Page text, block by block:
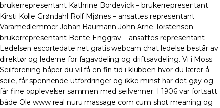
brukerrepresentant Kathrine Bordevick – brukerrepresentant
Kirsti Kolle Grøndahl Rolf Mjønes – ansattes representant
Varamedlemmer Johan Baumann John Arne Torstensen –
brukerrepresentant Bente Enggrav – ansattes representant
Ledelsen escortedate net gratis webcam chat ledelse består av
direktør og lederne for fagavdeling og driftsavdeling. Vi i Moss
Seilforening håper du vil få en fin tid i klubben hvor du lærer å
seile, får spennende utfordringer og ikke minst har det gøy og
får fine opplevelser sammen med seilvenner. I 1906 var fortsatt
både Ole www real nuru massage com cum shot meaning og